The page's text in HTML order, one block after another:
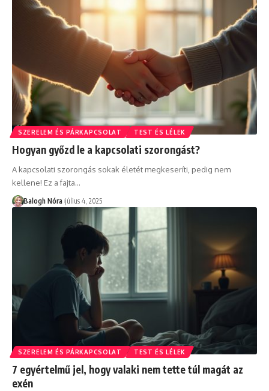
SZERELEM ÉS PÁRKAPCSOLAT TEST ÉS LÉLEK
Hogyan győzd le a kapcsolati szorongást?
A kapcsolati szorongás sokak életét megkeseríti, pedig nem
kellene! Ez a fajta…
Balogh Nóra július 4, 2025
SZERELEM ÉS PÁRKAPCSOLAT TEST ÉS LÉLEK
7 egyértelmű jel, hogy valaki nem tette túl magát az
exén